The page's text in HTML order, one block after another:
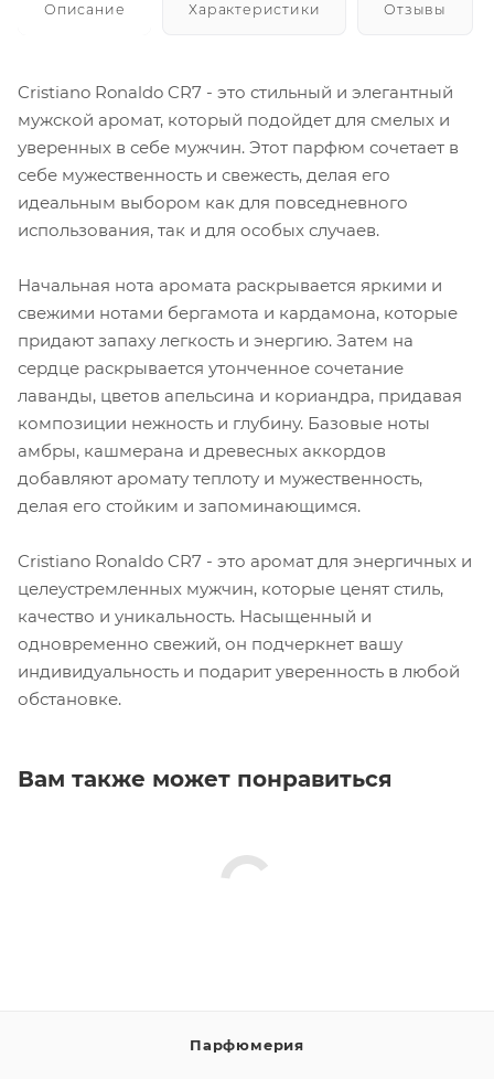
Описание Характеристики Отзывы
Cristiano Ronaldo CR7 - это стильный и элегантный
мужской аромат, который подойдет для смелых и
уверенных в себе мужчин. Этот парфюм сочетает в
себе мужественность и свежесть, делая его
идеальным выбором как для повседневного
использования, так и для особых случаев.
Начальная нота аромата раскрывается яркими и
свежими нотами бергамота и кардамона, которые
придают запаху легкость и энергию. Затем на
сердце раскрывается утонченное сочетание
лаванды, цветов апельсина и кориандра, придавая
композиции нежность и глубину. Базовые ноты
амбры, кашмерана и древесных аккордов
добавляют аромату теплоту и мужественность,
делая его стойким и запоминающимся.
Cristiano Ronaldo CR7 - это аромат для энергичных и
целеустремленных мужчин, которые ценят стиль,
качество и уникальность. Насыщенный и
одновременно свежий, он подчеркнет вашу
индивидуальность и подарит уверенность в любой
обстановке.
Вам также может понравиться
Парфюмерия